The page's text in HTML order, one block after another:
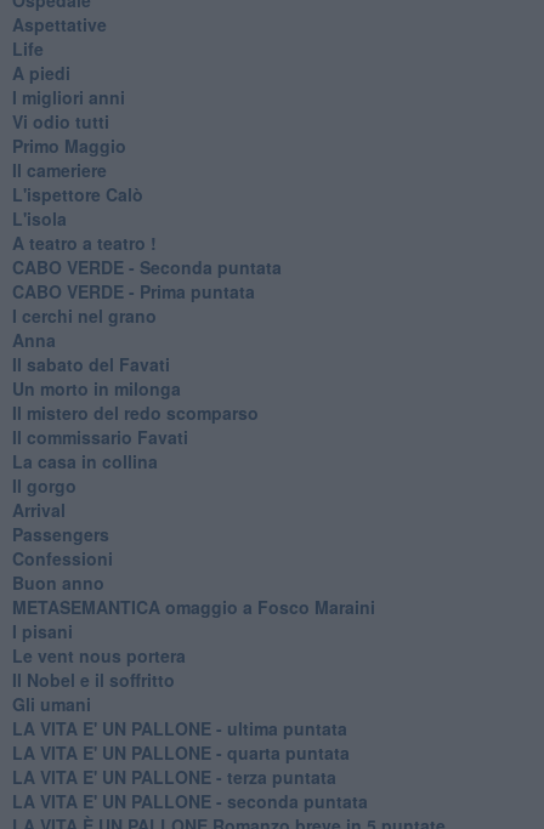
Aspettative
Life
A piedi
I migliori anni
Vi odio tutti
Primo Maggio
Il cameriere
L'ispettore Calò
L'isola
A teatro a teatro !
CABO VERDE - Seconda puntata
CABO VERDE - Prima puntata
I cerchi nel grano
Anna
Il sabato del Favati
Un morto in milonga
Il mistero del redo scomparso
Il commissario Favati
La casa in collina
Il gorgo
Arrival
Passengers
Confessioni
Buon anno
METASEMANTICA omaggio a Fosco Maraini
I pisani
Le vent nous portera
Il Nobel e il soffritto
Gli umani
LA VITA E' UN PALLONE - ultima puntata
LA VITA E' UN PALLONE - quarta puntata
LA VITA E' UN PALLONE - terza puntata
LA VITA E' UN PALLONE - seconda puntata